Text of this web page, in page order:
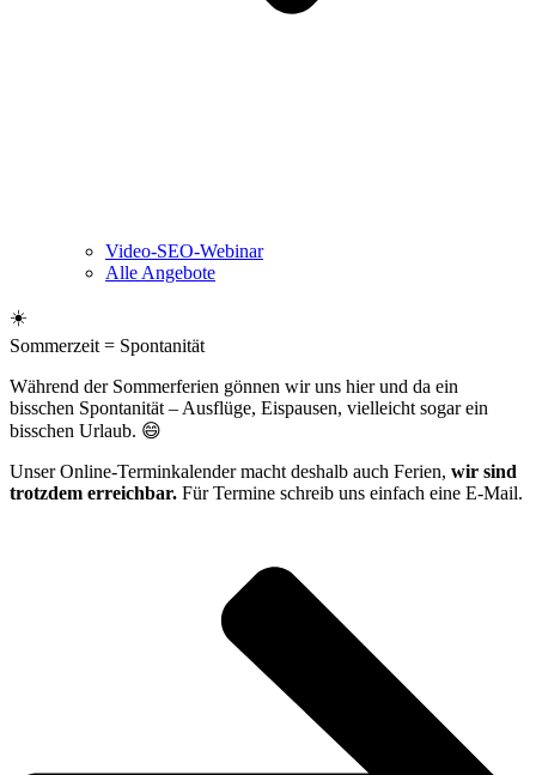
Video-SEO-Webinar
Alle Angebote
☀️
Sommerzeit = Spontanität
Während der Sommerferien gönnen wir uns hier und da ein
bisschen Spontanität – Ausflüge, Eispausen, vielleicht sogar ein
bisschen Urlaub. 😄
Unser Online-Terminkalender macht deshalb auch Ferien, wir sind
trotzdem erreichbar. Für Termine schreib uns einfach eine E-Mail.